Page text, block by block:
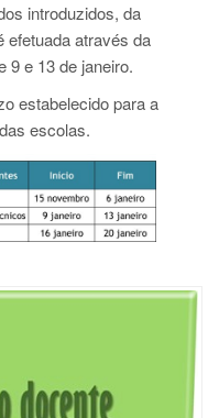
introduzidos, da
efetuada através da
9 e 13 de janeiro.
estabelecido para a
escolas.